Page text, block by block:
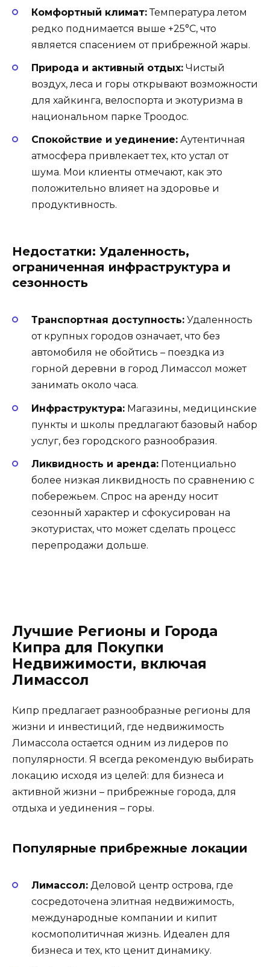
Комфортный климат:Температура летом
редко поднимается выше +25°C, что
является спасением от прибрежной жары.
Природа и активный отдых: Чистый
воздух, леса и горы открывают возможности
для хайкинга, велоспорта и экотуризма в
национальном парке Троодос.
Спокойствие и уединение: Аутентичная
атмосфера привлекает тех, кто устал от
шума. Мои клиенты отмечают, как это
положительно влияет на здоровье и
продуктивность.
Недостатки: Удаленность,
ограниченная инфраструктура и
сезонность
Транспортная доступность: Удаленность
от крупных городов означает, что без
автомобиля не обойтись – поездка из
горной деревни в город Лимассол может
занимать около часа.
Инфраструктура: Магазины, медицинские
пункты и школы предлагают базовый набор
услуг, без городского разнообразия.
Ликвидность и аренда: Потенциально
более низкая ликвидность по сравнению с
побережьем. Спрос на аренду носит
сезонный характер и сфокусирован на
экотуристах, что может сделать процесс
перепродажи дольше.
Лучшие Регионы и Города
Кипра для Покупки
Недвижимости, включая
Лимассол
Кипр предлагает разнообразные регионы для
жизни и инвестиций, где недвижимость
Лимассола остается одним из лидеров по
популярности. Я всегда рекомендую выбирать
локацию исходя из целей: для бизнеса и
активной жизни – прибрежные города, для
отдыха и уединения – горы.
Популярные прибрежные локации
Лимассол: Деловой центр острова, где
сосредоточена элитная недвижимость,
международные компании и кипит
космополитичная жизнь. Идеален для
бизнеса и тех, кто ценит динамику.